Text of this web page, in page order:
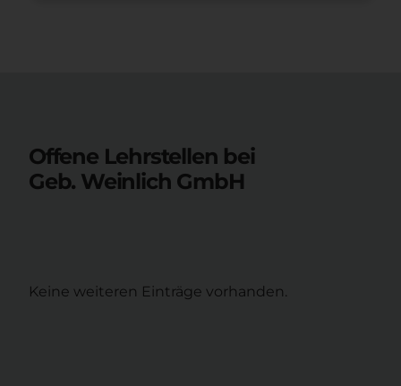
Offene Lehrstellen bei
Geb. Weinlich GmbH
Keine weiteren Einträge vorhanden.